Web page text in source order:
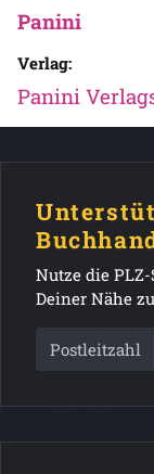
Panini
Verlag:
Panini
Nutze die
Deiner Nähe
Postleitzahl